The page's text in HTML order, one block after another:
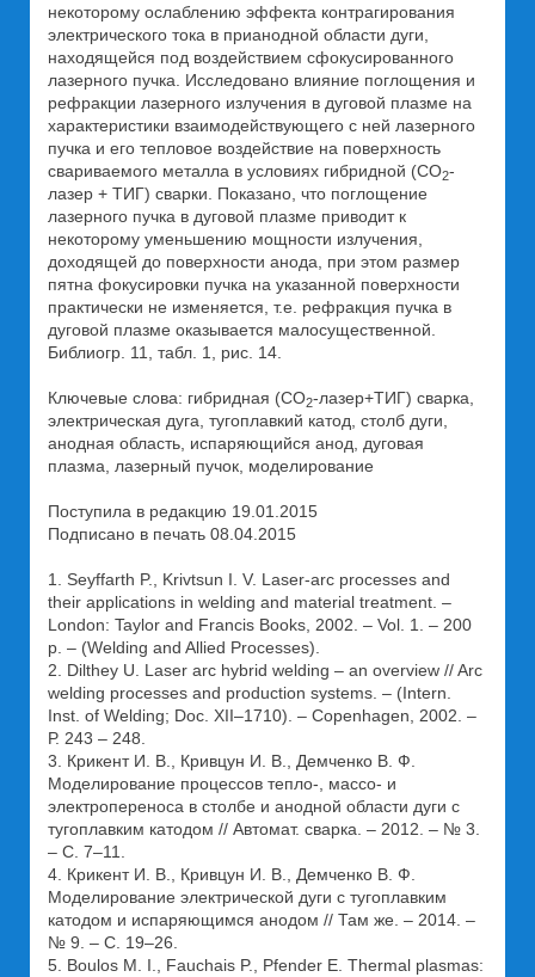
некоторому ослаблению эффекта контрагирования
электрического тока в прианодной области дуги,
находящейся под воздействием сфокусированного
лазерного пучка. Исследовано влияние поглощения и
рефракции лазерного излучения в дуговой плазме на
характеристики взаимодействующего с ней лазерного
пучка и его тепловое воздействие на поверхность
свариваемого металла в условиях гибридной (СО2-
лазер + ТИГ) сварки. Показано, что поглощение
лазерного пучка в дуговой плазме приводит к
некоторому уменьшению мощности излучения,
доходящей до поверхности анода, при этом размер
пятна фокусировки пучка на указанной поверхности
практически не изменяется, т.е. рефракция пучка в
дуговой плазме оказывается малосущественной.
Библиогр. 11, табл. 1, рис. 14.
Ключевые слова: гибридная (СО2-лазер+ТИГ) сварка,
электрическая дуга, тугоплавкий катод, столб дуги,
анодная область, испаряющийся анод, дуговая
плазма, лазерный пучок, моделирование
Поступила в редакцию 19.01.2015
Подписано в печать 08.04.2015
1. Seyffarth P., Krivtsun I. V. Laser-arc processes and
their applications in welding and material treatment. –
London: Taylor and Francis Books, 2002. – Vol. 1. – 200
p. – (Welding and Allied Processes).
2. Dilthey U. Laser arc hybrid welding – an оverview // Arc
welding processes and production systems. – (Intern.
Inst. of Welding; Doc. XII–1710). – Copenhagen, 2002. –
Р. 243 – 248.
3. Крикент И. В., Кривцун И. В., Демченко В. Ф.
Моделирование процессов тепло-, массо- и
электропереноса в столбе и анодной области дуги с
тугоплавким катодом // Автомат. сварка. – 2012. – № 3.
– С. 7–11.
4. Крикент И. В., Кривцун И. В., Демченко В. Ф.
Моделирование электрической дуги с тугоплавким
катодом и испаряющимся анодом // Там же. – 2014. –
№ 9. – С. 19–26.
5. Boulos M. I., Fauchais P., Pfender E. Thermal plasmas: